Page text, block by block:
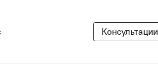
Консультации